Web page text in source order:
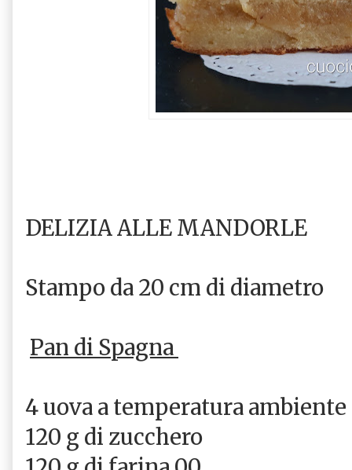
DELIZIA ALLE MANDORLE
Stampo da 20 cm di diametro
Pan di Spagna
4 uova a temperatura ambiente
120 g di zucchero